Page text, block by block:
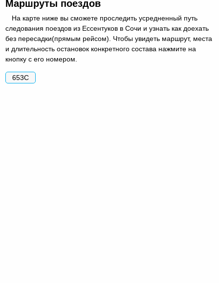
Маршруты поездов
На карте ниже вы сможете проследить усредненный путь
следования поездов из Ессентуков в Сочи и узнать как доехать
без пересадки(прямым рейсом). Чтобы увидеть маршрут, места
и длительность остановок конкретного состава нажмите на
кнопку с его номером.
653С